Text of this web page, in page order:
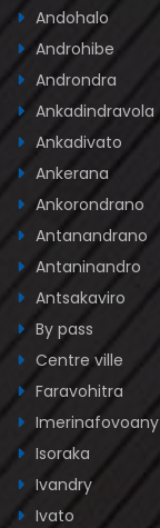
Andohalo
Androhibe
Androndra
Ankadindravola
Ankadivato
Ankerana
Ankorondrano
Antanandrano
Antaninandro
Antsakaviro
By pass
Centre ville
Faravohitra
Imerinafovoany
Isoraka
Ivandry
Ivato